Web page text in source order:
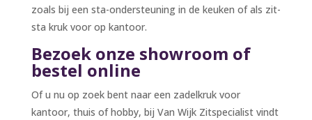
zoals bij een sta-ondersteuning in de keuken of als zit-
sta kruk voor op kantoor.
Bezoek onze showroom of
bestel online
Of u nu op zoek bent naar een zadelkruk voor
kantoor, thuis of hobby, bij Van Wijk Zitspecialist vindt